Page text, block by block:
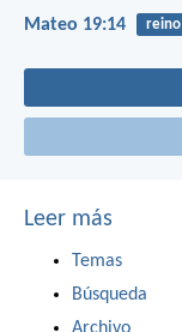
Mateo 19:14 reino
Leer más
Temas
Búsqueda